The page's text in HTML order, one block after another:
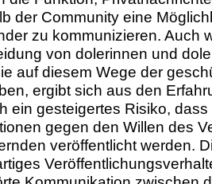
der Community eine
zu kommunizieren. Auch
von dolerinnen und
auf diesem Wege der
ergibt sich aus den
ein gesteigertes Risiko,
gegen den Willen des
veröffentlicht werden.